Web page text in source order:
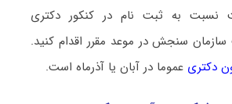
نسبت به ثبت نام در کنکور دکتری
سنجش در موعد مقرر اقدام کنید.
دکتری عموما در آبان یا آذرماه است.